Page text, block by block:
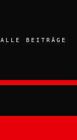
ALLE BEITRÄGE